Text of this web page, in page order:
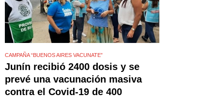
CAMPAÑA “BUENOS AIRES VACUNATE”
Junín recibió 2400 dosis y se
prevé una vacunación masiva
contra el Covid-19 de 400